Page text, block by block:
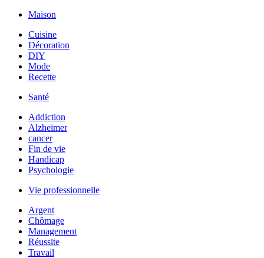
Maison
Cuisine
Décoration
DIY
Mode
Recette
Santé
Addiction
Alzheimer
cancer
Fin de vie
Handicap
Psychologie
Vie professionnelle
Argent
Chômage
Management
Réussite
Travail